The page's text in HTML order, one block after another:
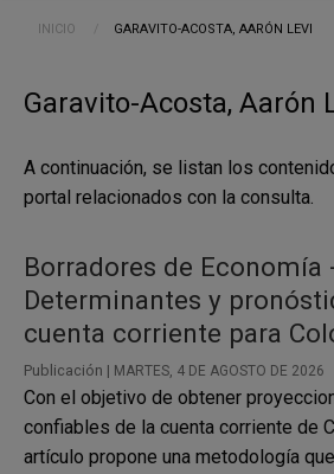
Ruta de navegación
INICIO CURRENT:
GARAVITO-ACOSTA, AARÓN LEVI
Garavito-Acosta, Aarón
A continuación, se listan los
portal relacionados con la consulta.
Borradores de Economía
Determinantes y
cuenta corriente para
Publicación | MARTES, 4 DE AGOSTO DE 2026
Con el objetivo de obtener
confiables de la cuenta corriente de
artículo propone una metodología